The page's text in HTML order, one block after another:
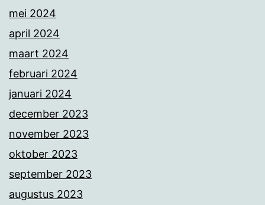
mei 2024
april 2024
maart 2024
februari 2024
januari 2024
december 2023
november 2023
oktober 2023
september 2023
augustus 2023